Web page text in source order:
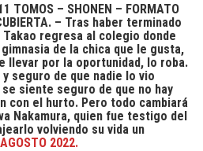
TOMOS – SHONEN – FORMATO
– Tras haber terminado
regresa al colegio donde
de la chica que le gusta,
llevar por la oportunidad, lo roba.
seguro de que nadie lo vio
siente seguro de que no hay
con el hurto. Pero todo cambiará
Nakamura, quien fue testigo del
volviendo su vida un
2022.